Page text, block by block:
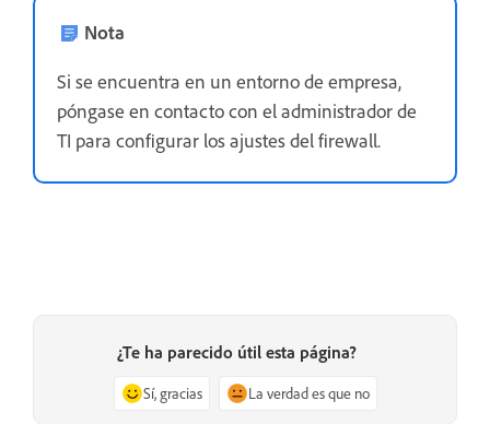
Nota
Si se encuentra en un entorno de empresa,
póngase en contacto con el administrador de
TI para configurar los ajustes del firewall.
¿Te ha parecido útil esta página?
Sí, gracias La verdad es que no